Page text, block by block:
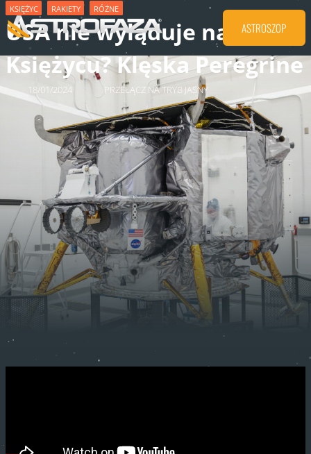
ASTROSZOP
KSIĘŻYC RAKIETY RÓŻNE
USA nie wyląduje na
Księżycu? Klęska Peregrine
18/01/2024 PRZEŁĄCZ NA TRYB JASNY